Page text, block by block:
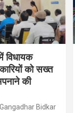
विधायक
को सख्त
की
Bidkar